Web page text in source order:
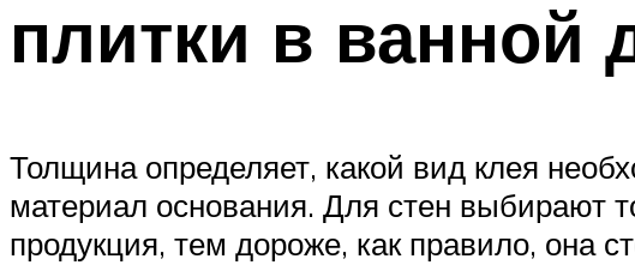
плитки в ванной
Толщина определяет, какой вид клея
материал основания. Для стен выбирают
продукция, тем дороже, как правило, она